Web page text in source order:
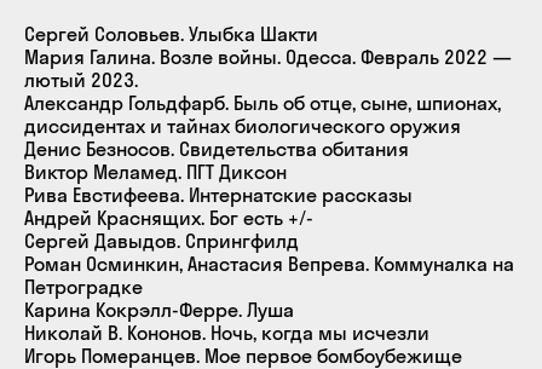
Сергей Соловьев. Улыбка Шакти
Мария Галина. Возле войны. Одесса. Февраль 2022 —
лютый 2023.
Александр Гольдфарб. Быль об отце, сыне, шпионах,
диссидентах и тайнах биологического оружия
Денис Безносов. Свидетельства обитания
Виктор Меламед. ПГТ Диксон
Рива Евстифеева. Интернатские рассказы
Андрей Краснящих. Бог есть +/-
Сергей Давыдов. Спрингфилд
Роман Осминкин, Анастасия Вепрева. Коммуналка на
Петроградке
Карина Кокрэлл-Феррe. Луша
Николай В. Кононов. Ночь, когда мы исчезли
Игорь Померанцев. Мое первое бомбоубежище